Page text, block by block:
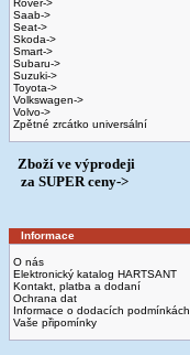
Rover->
Saab->
Seat->
Skoda->
Smart->
Subaru->
Suzuki->
Toyota->
Volkswagen->
Volvo->
Zpětné zrcátko universální
Zboží ve výprodeji
­ za SUPER ceny->
Informace
O nás
Elektronický katalog HARTSANT
Kontakt, platba a dodaní
Ochrana dat
Informace o dodacích podmínkách
Vaše připomínky